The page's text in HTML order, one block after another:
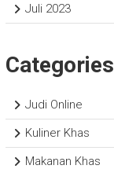
Juli 2023
Categories
Judi Online
Kuliner Khas
Makanan Khas